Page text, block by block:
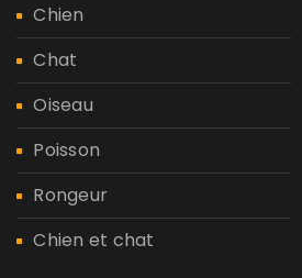
Chien
Chat
Oiseau
Poisson
Rongeur
Chien et chat